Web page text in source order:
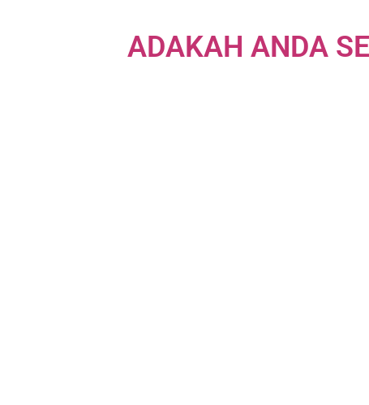
ADAKAH ANDA